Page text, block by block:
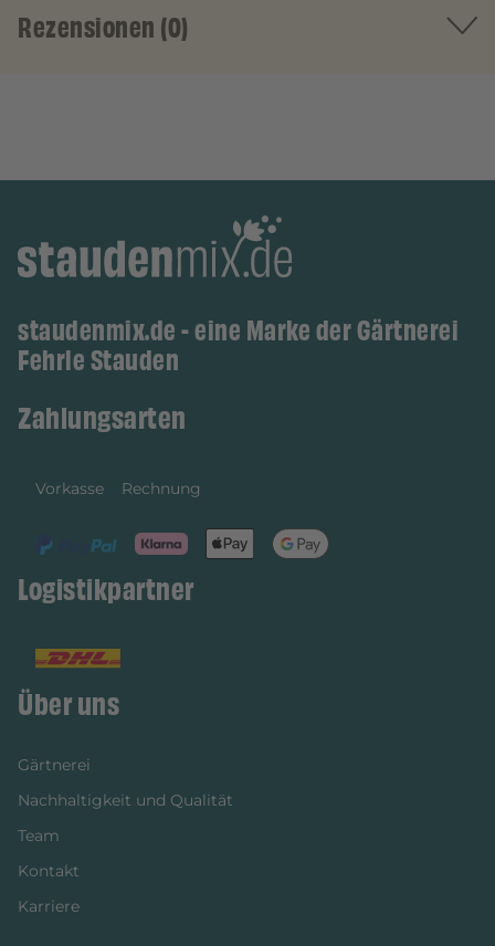
Rezensionen (0)
staudenmix.de - eine Marke der Gärtnerei
Fehrle Stauden
Zahlungsarten
Vorkasse Rechnung
Logistikpartner
Über uns
Gärtnerei
Nachhaltigkeit und Qualität
Team
Kontakt
Karriere